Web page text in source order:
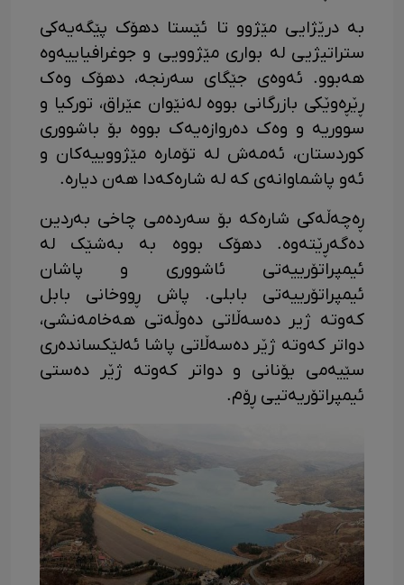
بە درێژایی مێژوو تا ئێستا دهۆک پێگەیەکی
ستراتیژیی لە بواری مێژوویی و جوغرافیاییەوە
هەبوو. ئەوەی جێگای سەرنجە، دهۆک وەک
ڕێڕەوێکی بازرگانی بووە لەنێوان عێراق، تورکیا و
سووریە و وەک دەروازەیەک بووە بۆ باشووری
کوردستان، ئەمەش لە تۆمارە مێژووییەکان و
ئەو پاشماوانەی کە لە شارەکەدا هەن دیارە.
ڕەچەڵەکی شارەکە بۆ سەردەمی چاخی بەردین
دەگەڕێتەوە. دهۆک بووە بە بەشێک لە
ئیمپراتۆرییەتی ئاشووری و پاشان
ئیمپراتۆرییەتی بابلی. پاش ڕووخانی بابل
کەوتە ژير دەسەڵاتی دەوڵەتی هەخامەنشی،
دواتر کەوتە ژێر دەسەڵاتی پاشا ئەلێکساندەری
سێیەمی یۆنانی و دواتر کەوتە ژێر دەستی
ئیمپراتۆریەتیی ڕۆم.